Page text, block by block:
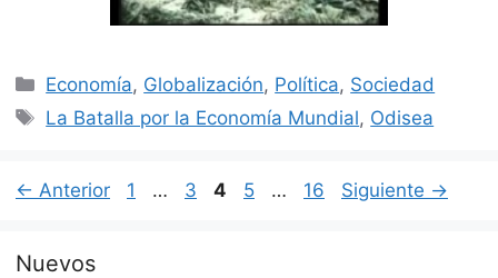
Categorías
Economía, Globalización, Política, Sociedad
Etiquetas
La Batalla por la Economía Mundial, Odisea
← Anterior Página
1 … Página
3 Página
4 Página
5 … Página
16 Siguiente →
Nuevos